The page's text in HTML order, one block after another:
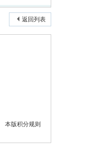
返回列表
本版积分规则